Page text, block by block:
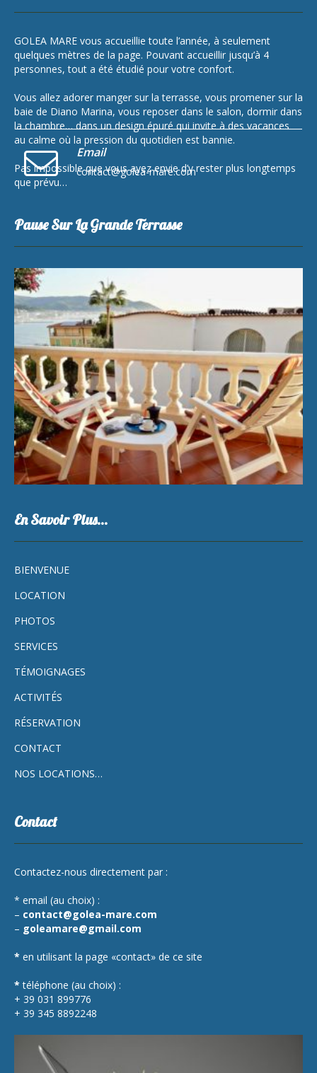
Email
contact@golea-mare.com
GOLEA MARE vous accueillie toute l’année, à seulement
quelques mètres de la page. Pouvant accueillir jusqu’à 4
personnes, tout a été étudié pour votre confort.
Vous allez adorer manger sur la terrasse, vous promener sur la
baie de Diano Marina, vous reposer dans le salon, dormir dans
la chambre… dans un design épuré qui invite à des vacances
au calme où la pression du quotidien est bannie.
Pas impossible que vous ayez envie d’y rester plus longtemps
que prévu…
Pause Sur La Grande Terrasse
En Savoir Plus…
BIENVENUE
LOCATION
PHOTOS
SERVICES
TÉMOIGNAGES
ACTIVITÉS
RÉSERVATION
CONTACT
NOS LOCATIONS…
Contact
Contactez-nous directement par :
* email (au choix) :
– contact@golea-mare.com
– goleamare@gmail.com
* en utilisant la page «contact» de ce site
* téléphone (au choix) :
+ 39 031 899776
+ 39 345 8892248